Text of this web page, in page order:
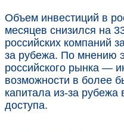
Объем инвестиций в
месяцев снизился на
российских компаний
за рубежа. По мнению
российского рынка —
возможности в более
капитала из-за
доступа.